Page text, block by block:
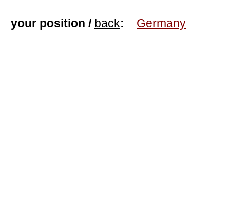
your position / back: Germany